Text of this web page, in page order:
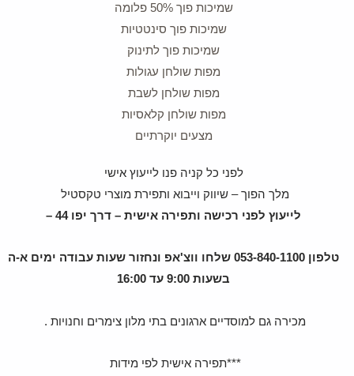
שמיכות פוך 50% פלומה
שמיכות פוך סינטטיות
שמיכות פוך לתינוק
מפות שולחן עגולות
מפות שולחן לשבת
מפות שולחן קלאסיות
מצעים יוקרתיים
לפני כל קניה פנו לייעוץ אישי
מלך הפוך – שיווק וייבוא ותפירת מוצרי טקסטיל
לייעוץ לפני רכישה ותפירה אישית – דרך יפו 44 –
טלפון 053-840-1100 שלחו ווצ'אפ ונחזור שעות עבודה ימים א-ה
בשעות 9:00 עד 16:00
מכירה גם למוסדיים ארגונים בתי מלון צימרים וחנויות .
***תפירה אישית לפי מידות